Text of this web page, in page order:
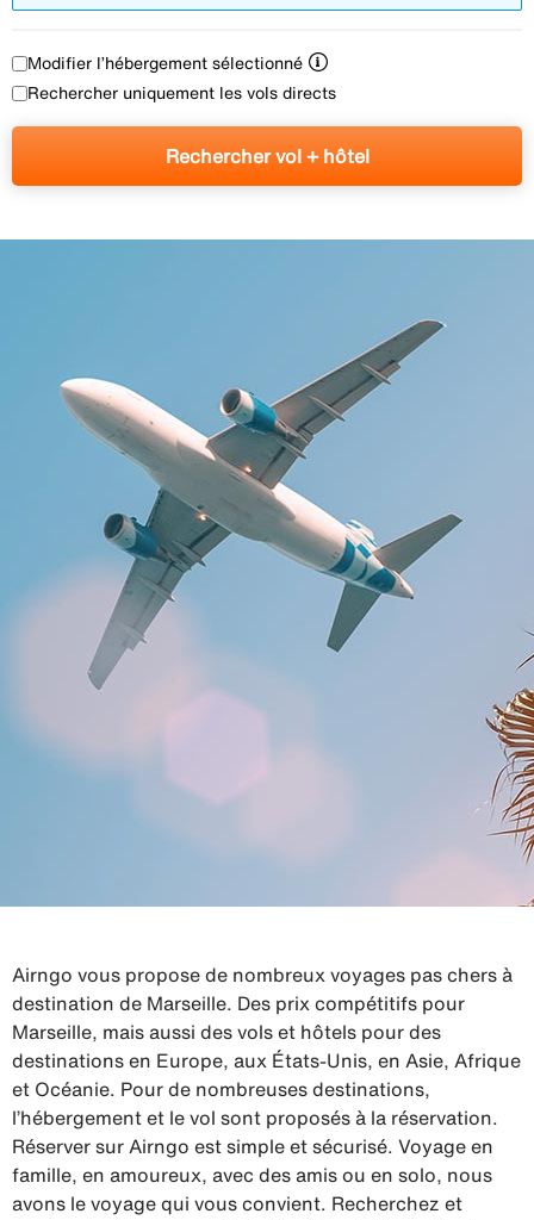
Modifier l’hébergement sélectionné
Rechercher uniquement les vols directs
Rechercher vol + hôtel
Airngo vous propose de nombreux voyages pas chers à
destination de Marseille. Des prix compétitifs pour
Marseille, mais aussi des vols et hôtels pour des
destinations en Europe, aux États-Unis, en Asie, Afrique
et Océanie. Pour de nombreuses destinations,
l’hébergement et le vol sont proposés à la réservation.
Réserver sur Airngo est simple et sécurisé. Voyage en
famille, en amoureux, avec des amis ou en solo, nous
avons le voyage qui vous convient. Recherchez et